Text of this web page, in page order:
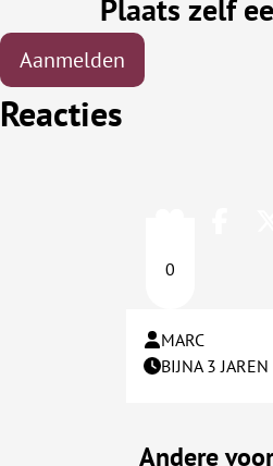
Plaats zelf
Aanmelden
Reacties
0
MARC
BIJNA 3
Andere